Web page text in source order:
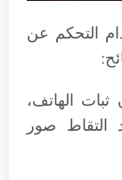
التحكم عن
الهاتف،
التقاط صور